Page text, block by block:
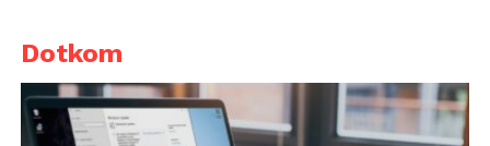
Dotkom